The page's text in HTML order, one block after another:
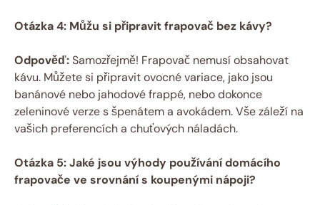
Otázka 4: Můžu si připravit frapovač bez kávy?
Odpověď:Samozřejmě! Frapovač nemusí obsahovat
kávu. Můžete si připravit ovocné variace, jako jsou
banánové nebo jahodové frappé, nebo dokonce
zeleninové verze s špenátem a avokádem. Vše záleží na
vašich preferencích a chuťových náladách.
Otázka 5: Jaké jsou výhody používání domácího
frapovače ve srovnání s koupenými nápoji?